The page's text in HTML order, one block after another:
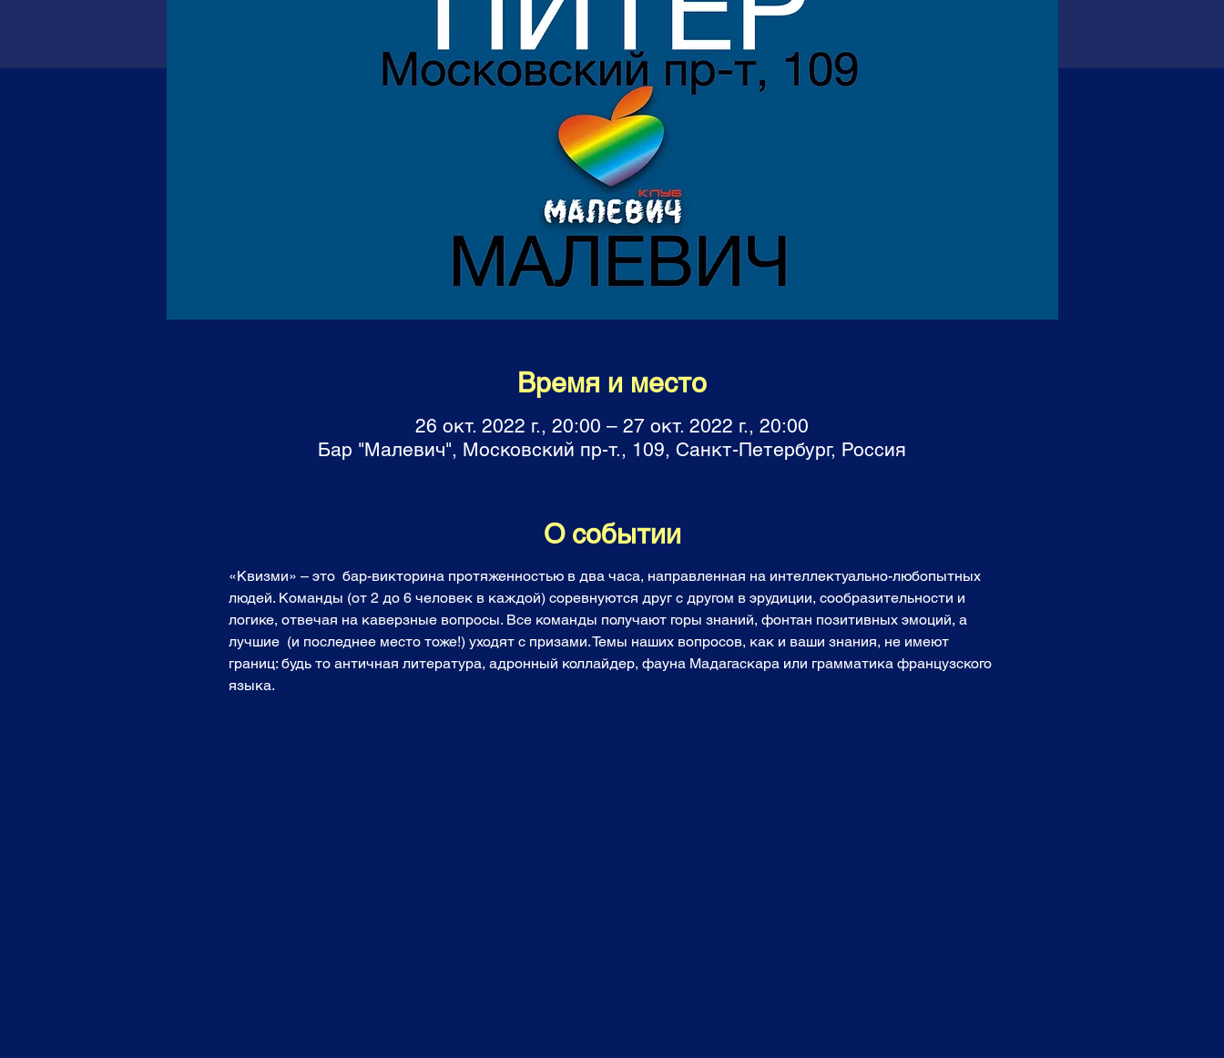
Время и место
26 окт. 2022 г., 20:00 – 27 окт. 2022 г., 20:00
Бар "Малевич", Московский пр-т., 109, Санкт-Петербург, Россия
О событии
«Квизми» – это  бар-викторина протяженностью в два часа, направленная на интеллектуально-любопытных
людей. Команды (от 2 до 6 человек в каждой) соревнуются друг с другом в эрудиции, сообразительности и
логике, отвечая на каверзные вопросы. Все команды получают горы знаний, фонтан позитивных эмоций, а
лучшие  (и последнее место тоже!) уходят с призами. Темы наших вопросов, как и ваши знания, не имеют
границ: будь то античная литература, адронный коллайдер, фауна Мадагаскара или грамматика французского
языка.